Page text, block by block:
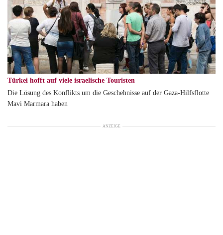
Türkei hofft auf viele israelische Touristen
Die Lösung des Konflikts um die Geschehnisse auf der Gaza-Hilfsflotte
Mavi Marmara haben
ANZEIGE